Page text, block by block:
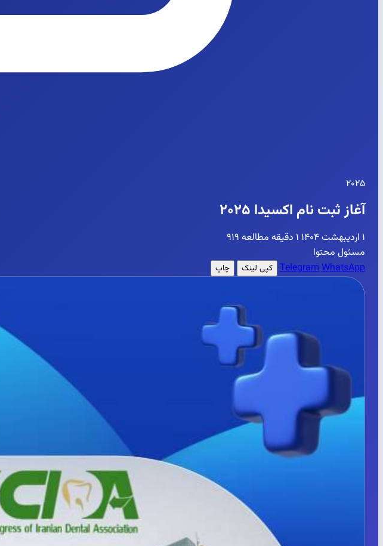
۲۰۲۵
آغاز ثبت نام اکسیدا ۲۰۲۵
۱ اردیبهشت ۱۴۰۴ ۱ دقیقه مطالعه
۹۱۹
مسئول محتوا
TelegramWhatsApp کپی لینک چاپ